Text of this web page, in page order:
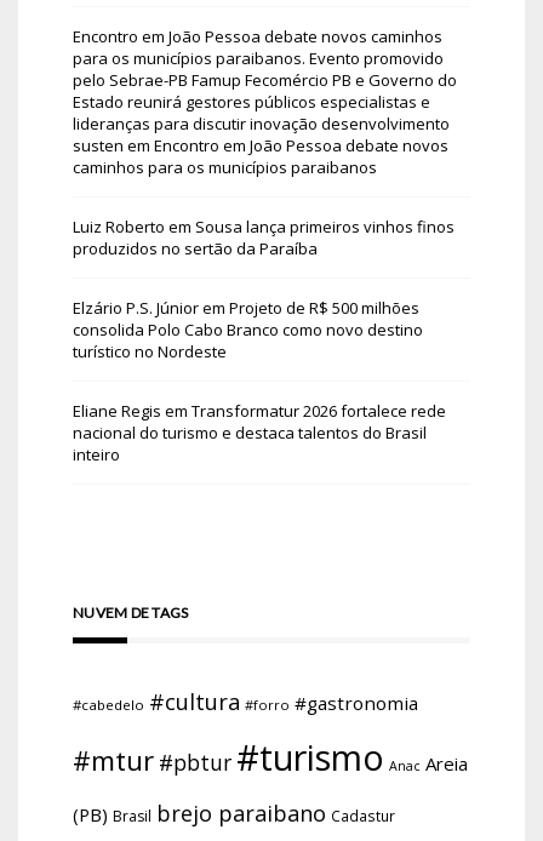
Encontro em João Pessoa debate novos caminhos
para os municípios paraibanos. Evento promovido
pelo Sebrae-PB Famup Fecomércio PB e Governo do
Estado reunirá gestores públicos especialistas e
lideranças para discutir inovação desenvolvimento
susten em Encontro em João Pessoa debate novos
caminhos para os municípios paraibanos
Luiz Roberto em Sousa lança primeiros vinhos finos
produzidos no sertão da Paraíba
Elzário P.S. Júniorem Projeto de R$ 500 milhões
consolida Polo Cabo Branco como novo destino
turístico no Nordeste
Eliane Regis em Transformatur 2026 fortalece rede
nacional do turismo e destaca talentos do Brasil
inteiro
NUVEM DE TAGS
#cabedelo #cultura #forro #gastronomia
#mtur #pbtur #turismo Anac Areia
(PB) Brasil brejo paraibano Cadastur